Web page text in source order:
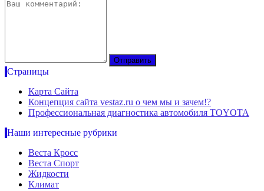
Страницы
Карта Сайта
Концепция сайта vestaz.ru о чем мы и зачем!?
Профессиональная диагностика автомобиля TOYOTA
Наши интересные рубрики
Веста Кросс
Веста Спорт
Жидкости
Климат